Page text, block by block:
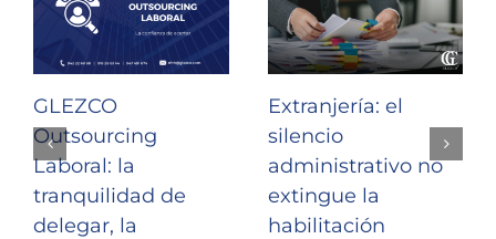
GLEZCO
Outsourcing
Laboral: la
tranquilidad de
delegar, la
Extranjería: el
silencio
administrativo no
extingue la
habilitación